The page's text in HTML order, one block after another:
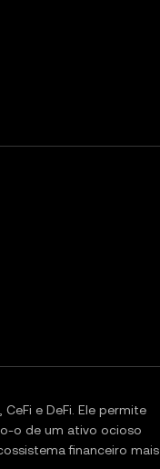
e DeFi. Ele permite
o de um ativo ocioso
financeiro mais